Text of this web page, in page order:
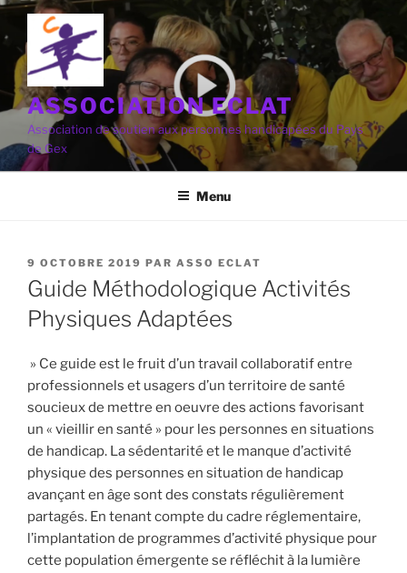
Aller
au
contenu
principal
ASSOCIATION ECLAT
Association de soutien aux personnes handicapées du Pays
de Gex
Menu
PUBLIÉ
LE
9 OCTOBRE 2019 PAR ASSO ECLAT
Guide Méthodologique Activités
Physiques Adaptées
» Ce guide est le fruit d’un travail collaboratif entre
professionnels et usagers d’un territoire de santé
soucieux de mettre en oeuvre des actions favorisant
un « vieillir en santé » pour les personnes en situations
de handicap. La sédentarité et le manque d’activité
physique des personnes en situation de handicap
avançant en âge sont des constats régulièrement
partagés. En tenant compte du cadre réglementaire,
l’implantation de programmes d’activité physique pour
cette population émergente se réfléchit à la lumière